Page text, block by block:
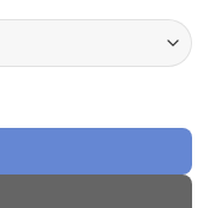
- กระจกเลนส์กล้อง iPhone